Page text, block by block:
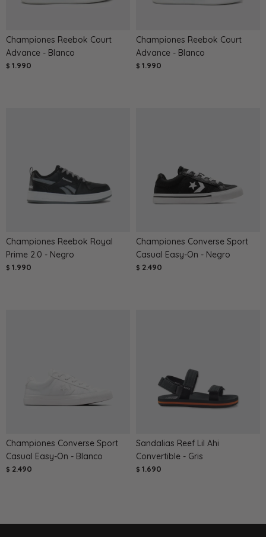
Championes Reebok Court
Advance - Blanco
$ 1.990
Championes Reebok Court
Advance - Blanco
$ 1.990
Championes Reebok Royal
Prime 2.0 - Negro
$ 1.990
Championes Converse Sport
Casual Easy-On - Negro
$ 2.490
Championes Converse Sport
Casual Easy-On - Blanco
$ 2.490
Sandalias Reef Lil Ahi
Convertible - Gris
$ 1.690